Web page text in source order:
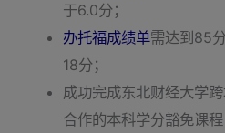
于6.0分；
办托福成绩单需达到85
18分；
成功完成东北财经大学
合作的本科学分豁免课